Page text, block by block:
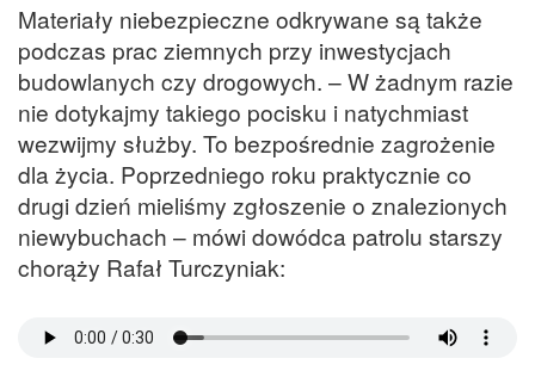
Materiały niebezpieczne odkrywane są także
podczas prac ziemnych przy inwestycjach
budowlanych czy drogowych. – W żadnym razie
nie dotykajmy takiego pocisku i natychmiast
wezwijmy służby. To bezpośrednie zagrożenie
dla życia. Poprzedniego roku praktycznie co
drugi dzień mieliśmy zgłoszenie o znalezionych
niewybuchach – mówi dowódca patrolu starszy
chorąży Rafał Turczyniak: